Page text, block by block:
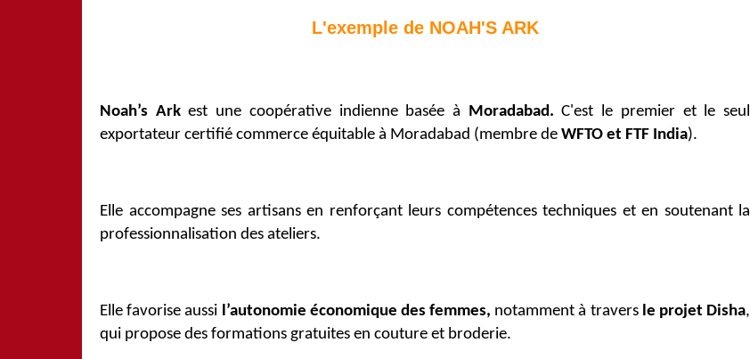
L'exemple de NOAH'S ARK
Noah’s Arkest une coopérative indienne basée à Moradabad.C'est le premier et le seul
exportateur certifié commerce équitable à Moradabad (membre de WFTO et FTF India).
Elle accompagne ses artisans en renforçant leurs compétences techniques et en soutenant la
professionnalisation des ateliers.
Elle favorise aussi l’autonomie économique des femmes, notamment à travers le projet Disha,
qui propose des formations gratuites en couture et broderie.